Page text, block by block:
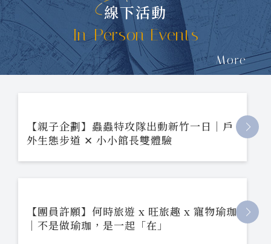
線下活動
In-Person Events
More
【親子企劃】蟲蟲特攻隊出動新竹一日｜戶
外生態步道 ✕ 小小館長雙體驗
【團員許願】何時旅遊 x 旺旅趣 x 寵物瑜珈
｜不是做瑜珈，是一起「在」